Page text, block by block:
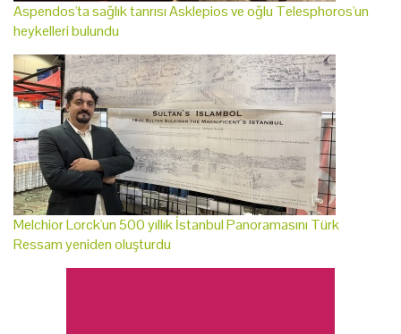
Aspendos'ta sağlık tanrısı Asklepios ve oğlu Telesphoros'un
heykelleri bulundu
Melchior Lorck'un 500 yıllık İstanbul Panoramasını Türk
Ressam yeniden oluşturdu